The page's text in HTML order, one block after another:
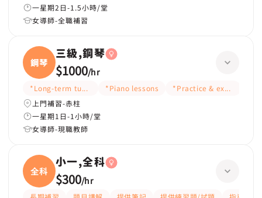
一星期2日-1.5小時/堂
女導師-全職補習
鋼琴
三級,鋼琴
$1000/hr
*Long-term tutoring *Piano lessons *Practice & exam
上門補習-赤柱
一星期1日-1小時/堂
女導師-現職教師
全科
小一,全科
$300/hr